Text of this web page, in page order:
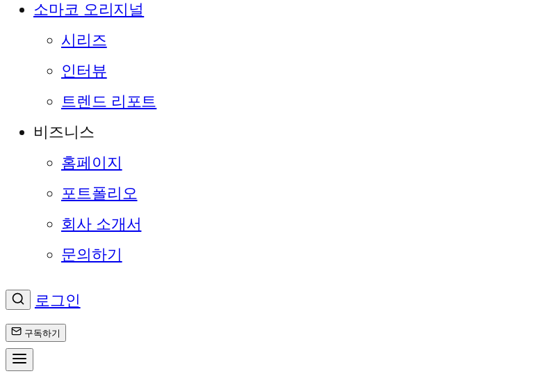
소마코 오리지널
시리즈
인터뷰
트렌드 리포트
비즈니스
홈페이지
포트폴리오
회사 소개서
문의하기
로그인
구독하기